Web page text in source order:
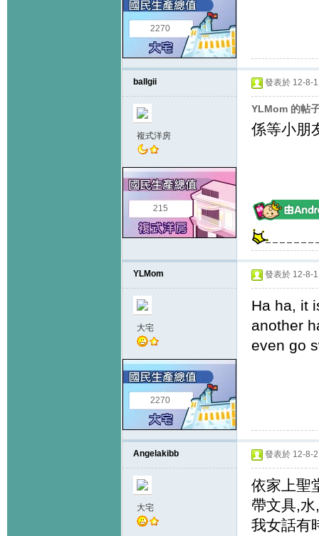
2270
ballgii
複式洋房
215
發表於 12-8-
YLMom 的帖
係等小朋
YLMom
大宅
2270
發表於 12-8-
Ha ha, it
another
even go
Angelakibb
大宅
發表於 12-8-
依家上聖
帶文具,
我女話有